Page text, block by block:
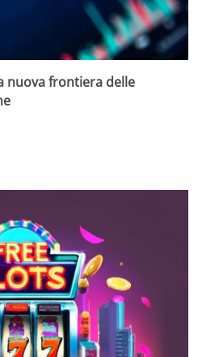
nuova frontiera delle